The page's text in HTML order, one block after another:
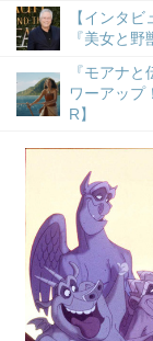
【インタ
『美女と
『モアナ
ワーアップ
R】